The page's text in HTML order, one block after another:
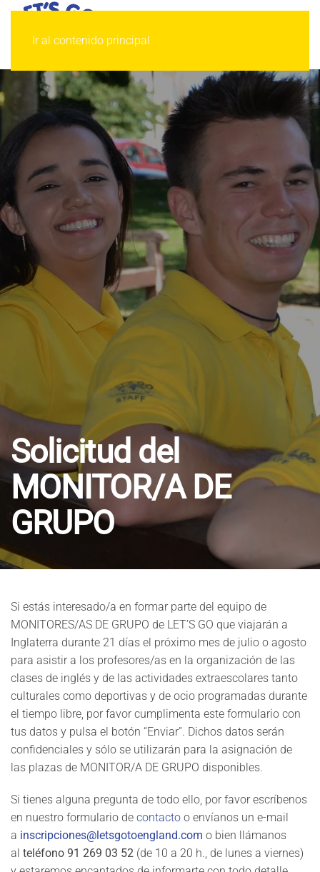
Ir al contenido principal
Solicitud del
MONITOR/A DE
GRUPO
Si estás interesado/a en formar parte del equipo de
MONITORES/AS DE GRUPO de LET’S GO que viajarán a
Inglaterra durante 21 días el próximo mes de julio o agosto
para asistir a los profesores/as en la organización de las
clases de inglés y de las actividades extraescolares tanto
culturales como deportivas y de ocio programadas durante
el tiempo libre, por favor cumplimenta este formulario con
tus datos y pulsa el botón “Enviar”. Dichos datos serán
confidenciales y sólo se utilizarán para la asignación de
las plazas de MONITOR/A DE GRUPO disponibles.
Si tienes alguna pregunta de todo ello, por favor escríbenos
en nuestro formulario de contacto o envíanos un e-mail
a inscripciones@letsgotoengland.com o bien llámanos
al teléfono 91 269 03 52 (de 10 a 20 h., de lunes a viernes)